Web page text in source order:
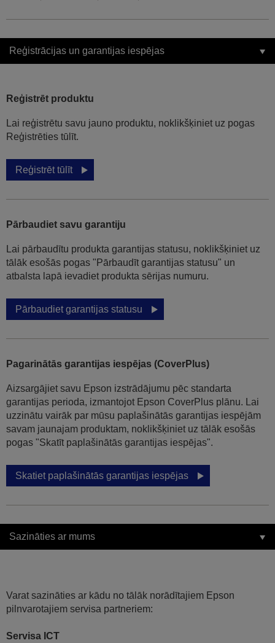
Reģistrācijas un garantijas iespējas
Reģistrēt produktu
Lai reģistrētu savu jauno produktu, noklikšķiniet uz pogas
Reģistrēties tūlīt.
Reģistrēt tūlīt
Pārbaudiet savu garantiju
Lai pārbaudītu produkta garantijas statusu, noklikšķiniet uz
tālāk esošās pogas "Pārbaudīt garantijas statusu" un
atbalsta lapā ievadiet produkta sērijas numuru.
Pārbaudiet garantijas statusu
Pagarinātās garantijas iespējas (CoverPlus)
Aizsargājiet savu Epson izstrādājumu pēc standarta
garantijas perioda, izmantojot Epson CoverPlus plānu. Lai
uzzinātu vairāk par mūsu paplašinātās garantijas iespējām
savam jaunajam produktam, noklikšķiniet uz tālāk esošās
pogas "Skatīt paplašinātās garantijas iespējas".
Skatiet paplašinātās garantijas iespējas
Sazināties ar mums
Varat sazināties ar kādu no tālāk norādītajiem Epson
pilnvarotajiem servisa partneriem:
Servisa ICT